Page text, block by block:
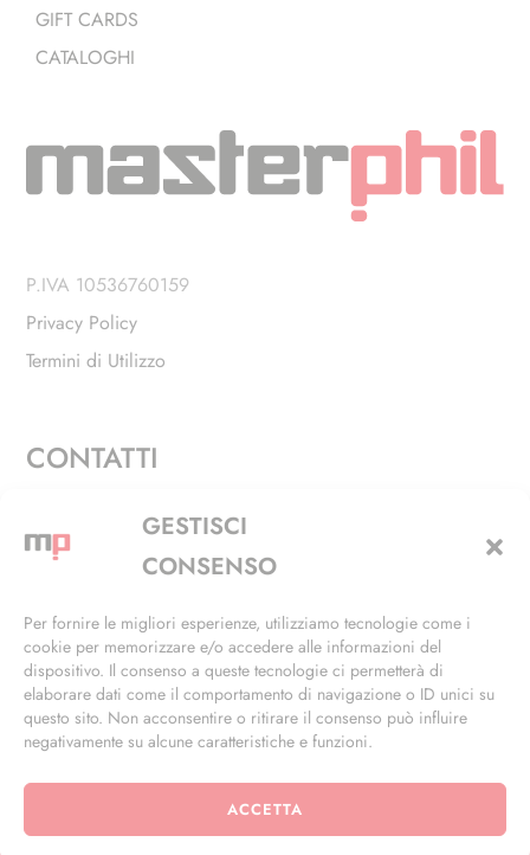
GESTISCI
CONSENSO
Per fornire le migliori esperienze, utilizziamo tecnologie come i
cookie per memorizzare e/o accedere alle informazioni del
dispositivo. Il consenso a queste tecnologie ci permetterà di
elaborare dati come il comportamento di navigazione o ID unici su
questo sito. Non acconsentire o ritirare il consenso può influire
negativamente su alcune caratteristiche e funzioni.
ACCETTA
GIFT CARDS
CATALOGHI
P.IVA 10536760159
Privacy Policy
Termini di Utilizzo
CONTATTI
Via Alfieri, 27 - Trezzano Sul Naviglio (MI)
+39 02 4846 3155
info@masterphil.it